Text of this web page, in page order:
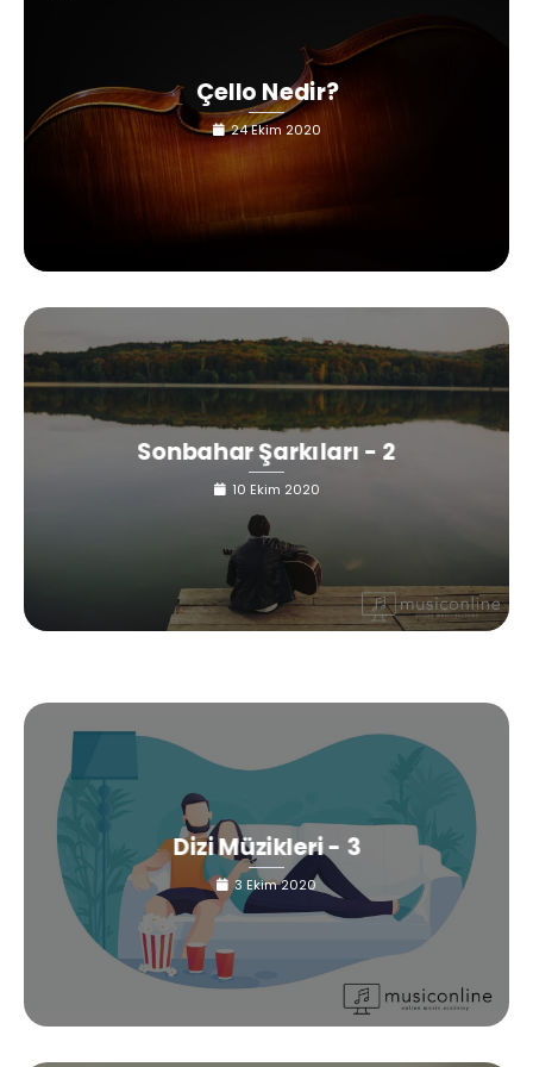
Çello Nedir?
24 Ekim 2020
Sonbahar Şarkıları - 2
10 Ekim 2020
Dizi Müzikleri - 3
3 Ekim 2020